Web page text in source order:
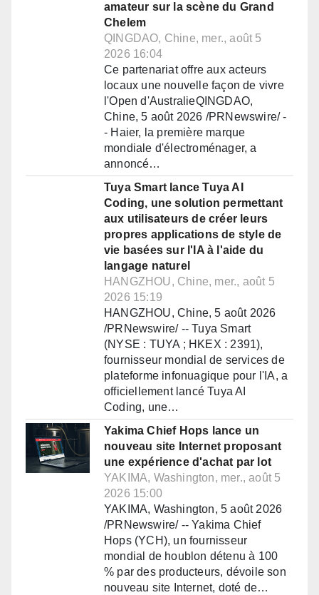
amateur sur la scène du Grand
Chelem
QINGDAO, Chine, mer., août 5
2026 16:04
Ce partenariat offre aux acteurs
locaux une nouvelle façon de vivre
l'Open d'AustralieQINGDAO,
Chine, 5 août 2026 /PRNewswire/ -
- Haier, la première marque
mondiale d'électroménager, a
annoncé…
Tuya Smart lance Tuya AI
Coding, une solution permettant
aux utilisateurs de créer leurs
propres applications de style de
vie basées sur l'IA à l'aide du
langage naturel
HANGZHOU, Chine, mer., août 5
2026 15:19
HANGZHOU, Chine, 5 août 2026
/PRNewswire/ -- Tuya Smart
(NYSE : TUYA ; HKEX : 2391),
fournisseur mondial de services de
plateforme infonuagique pour l'IA, a
officiellement lancé Tuya AI
Coding, une…
Yakima Chief Hops lance un
nouveau site Internet proposant
une expérience d'achat par lot
YAKIMA, Washington, mer., août 5
2026 15:00
YAKIMA, Washington, 5 août 2026
/PRNewswire/ -- Yakima Chief
Hops (YCH), un fournisseur
mondial de houblon détenu à 100
% par des producteurs, dévoile son
nouveau site Internet, doté de…